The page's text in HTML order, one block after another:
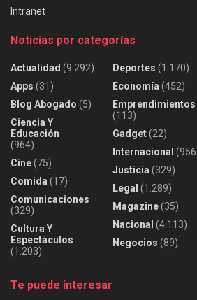
Intranet
Noticias por categorías
Actualidad (9.292)
Apps (31)
Blog Abogado (5)
Ciencia Y
Educación
(964)
Cine(75)
Comida (17)
Comunicaciones
(329)
Cultura Y
Espectáculos
(1.203)
Deportes (1.170)
Economía (452)
Emprendimientos
(113)
Gadget(22)
Internacional
Justicia (329)
Legal (1.289)
Magazine(35)
Nacional (4.113)
Negocios (89)
Te puede interesar